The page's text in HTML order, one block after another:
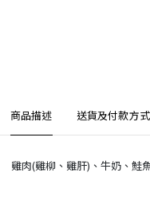
商品描述 送貨及付款方式
雞肉(雞柳、雞肝)、牛奶、鮭